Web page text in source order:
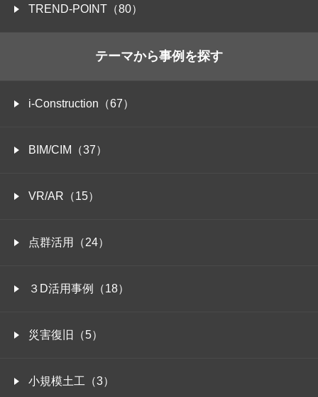
TREND-POINT（80）
テーマから事例を探す
i-Construction（67）
BIM/CIM（37）
VR/AR（15）
点群活用（24）
３D活用事例（18）
災害復旧（5）
小規模土工（3）